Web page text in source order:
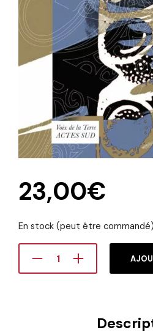
23,00€
En stock (peut être commandé)